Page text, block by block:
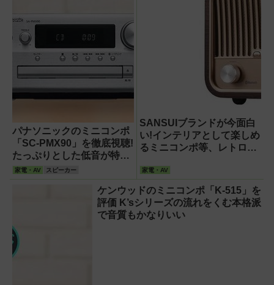
パナソニックのミニコンポ
「SC-PMX90」を徹底視聴!
たっぷりとした低音が特徴
的だが躍動感を高めたい
家電・AV スピーカー
SANSUIブランドが今面白
い!インテリアとして楽しめ
るミニコンポ等、レトロ感
家電・AV
ケンウッドのミニコンポ「K-515」を
評価 K’sシリーズの流れをくむ本格派
で音質もかなりいい